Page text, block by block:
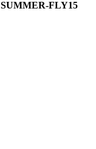
SUMMER-FLY15